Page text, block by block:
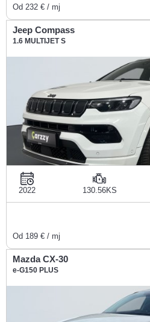
Od 232 € / mj
Jeep Compass
1.6 MULTIJET S
2022 130.56KS
Od 189 € / mj
Mazda CX-30
e-G150 PLUS